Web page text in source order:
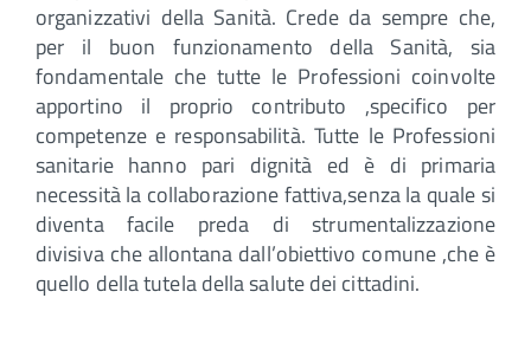
organizzativi della Sanità. Crede da sempre che,
per il buon funzionamento della Sanità, sia
fondamentale che tutte le Professioni coinvolte
apportino il proprio contributo ,specifico per
competenze e responsabilità. Tutte le Professioni
sanitarie hanno pari dignità ed è di primaria
necessità la collaborazione fattiva,senza la quale si
diventa facile preda di strumentalizzazione
divisiva che allontana dall’obiettivo comune ,che è
quello della tutela della salute dei cittadini.